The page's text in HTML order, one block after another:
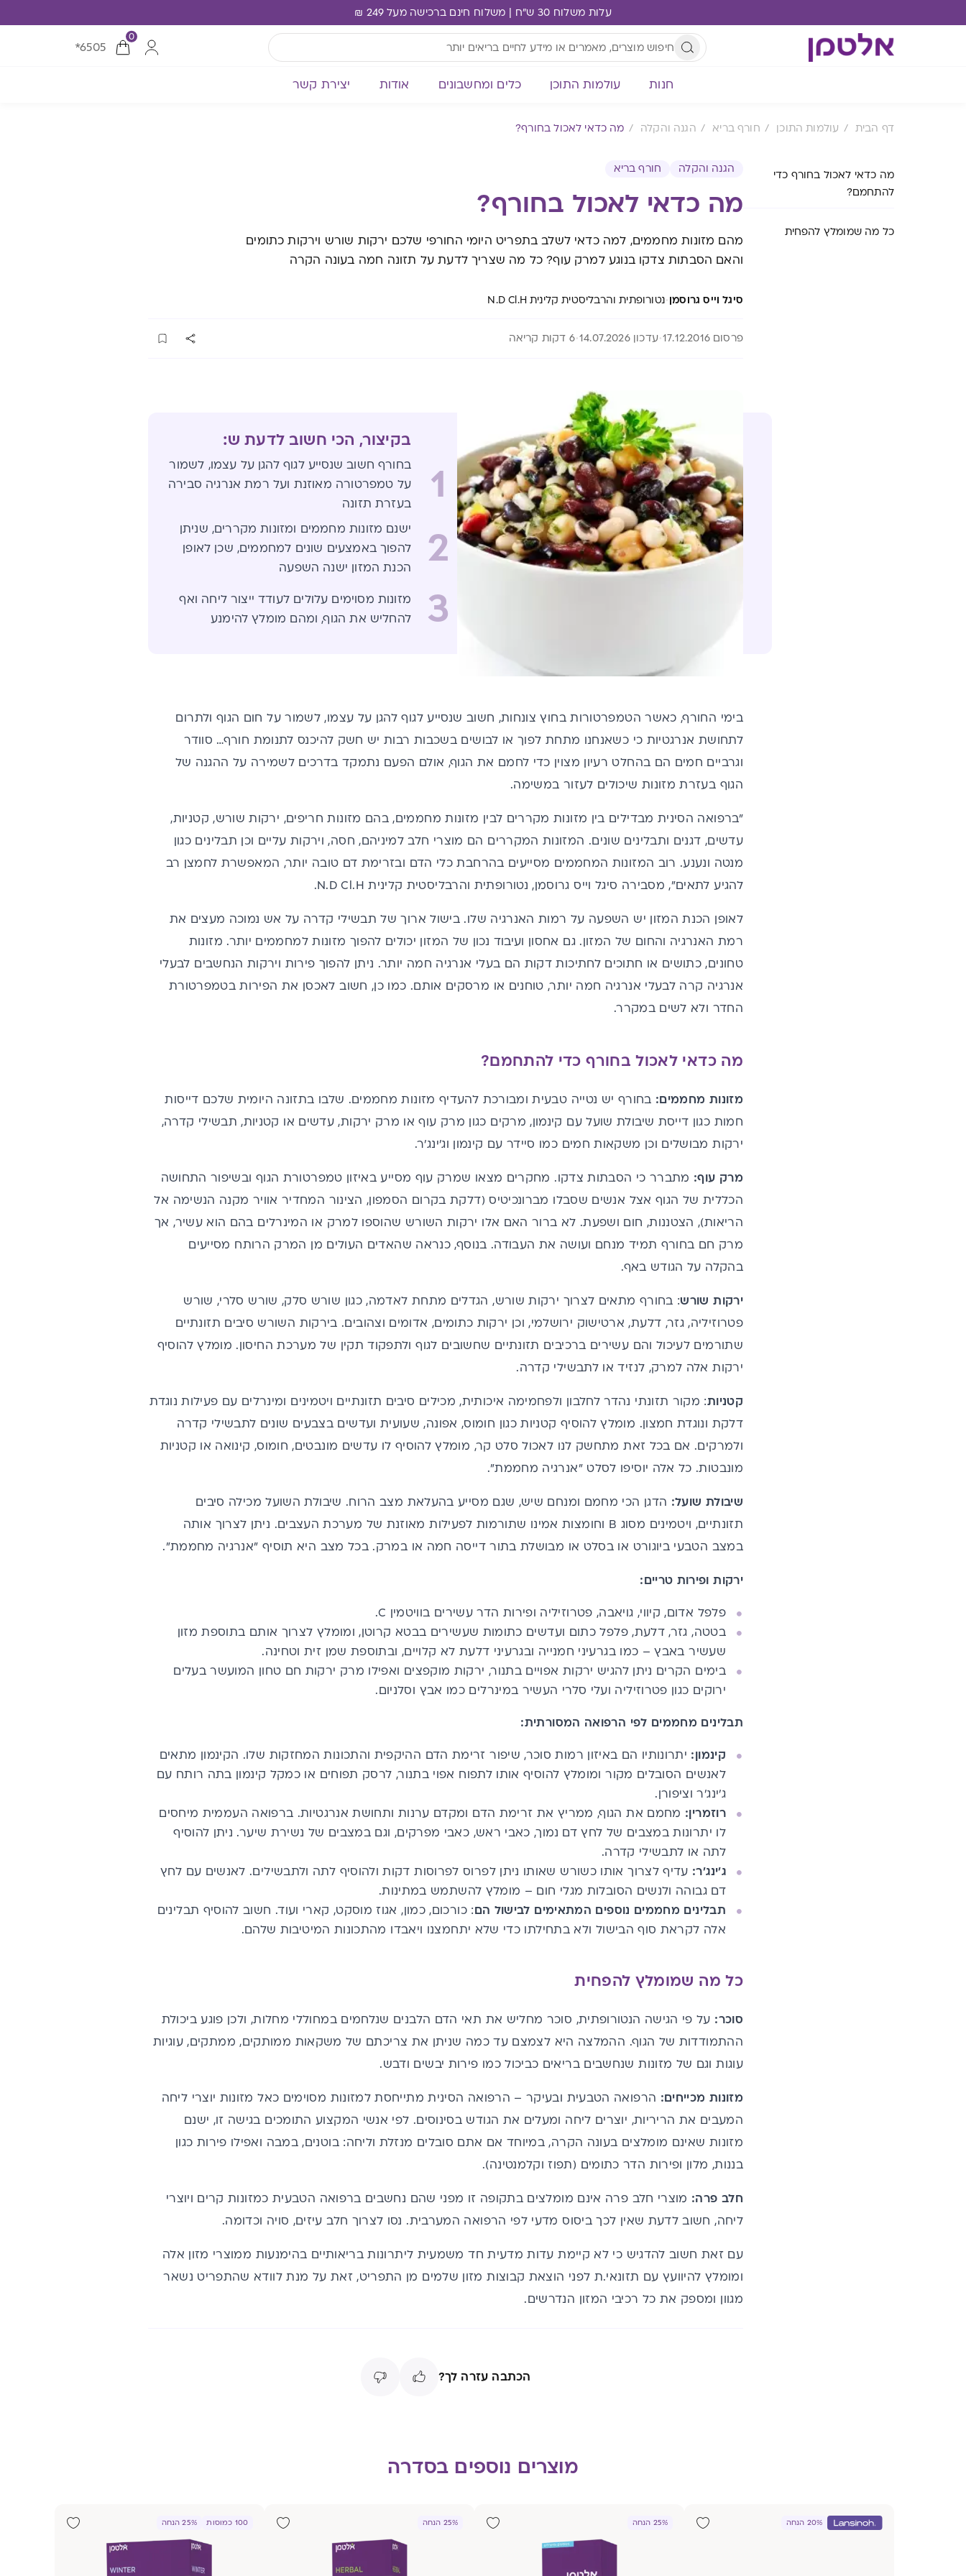
עלות משלוח 30 ש"ח | משלוח חינם ברכישה מעל 249 ₪
0
*6505
חנות עולמות התוכן כלים ומחשבונים אודות יצירת קשר
דף הבית עולמות התוכן חורף בריא הגנה והקלה מה כדאי לאכול בחורף?
מה כדאי לאכול בחורף כדי
להתחמם?
כל מה שמומלץ להפחית
הגנה והקלה חורף בריא
מה כדאי לאכול בחורף?
מהם מזונות מחממים, למה כדאי לשלב בתפריט היומי החורפי שלכם ירקות שורש וירקות כתומים
והאם הסבתות צדקו בנוגע למרק עוף? כל מה שצריך לדעת על תזונה חמה בעונה הקרה
סיגל וייס גרוסמן·נטורופתית והרבליסטית קלינית N.D Cl.H
פרסום 17.12.2016 עדכון 14.07.2026 6 דקות קריאה
בקיצור, הכי חשוב לדעת ש:
1
בחורף חשוב שנסייע לגוף להגן על עצמו, לשמור
על טמפרטורה מאוזנת ועל רמת אנרגיה סבירה
בעזרת תזונה
2
ישנם מזונות מחממים ומזונות מקררים, שניתן
להפוך באמצעים שונים למחממים, שכן לאופן
הכנת המזון ישנה השפעה
3
מזונות מסוימים עלולים לעודד ייצור ליחה ואף
להחליש את הגוף, ומהם מומלץ להימנע
בימי החורף, כאשר הטמפרטורות בחוץ צונחות, חשוב שנסייע לגוף להגן על עצמו, לשמור על חום הגוף ולתרום
לתחושת אנרגטיות כי כשאנחנו מתחת לפוך או לבושים בשכבות רבות יש חשק להיכנס לתנומת חורף… סוודר
וגרביים חמים הם בהחלט רעיון מצוין כדי לחמם את הגוף, אולם הפעם נתמקד בדרכים לשמירה על ההגנה של
הגוף בעזרת מזונות שיכולים לעזור במשימה.
"ברפואה הסינית מבדילים בין מזונות מקררים לבין מזונות מחממים, בהם מזונות חריפים, ירקות שורש, קטניות,
עדשים, דגנים ותבלינים שונים. המזונות המקררים הם מוצרי חלב למיניהם, חסה, וירקות עליים וכן תבלינים כגון
מנטה ונענע. רוב המזונות המחממים מסייעים בהרחבת כלי הדם ובזרימת דם טובה יותר, המאפשרת לחמצן רב
להגיע לתאים", מסבירה סיגל וייס גרוסמן, נטורופתית והרבליסטית קלינית N.D Cl.H.
לאופן הכנת המזון יש השפעה על רמות האנרגיה שלו. בישול ארוך של תבשילי קדרה על אש נמוכה מעצים את
רמת האנרגיה והחום של המזון. גם אחסון ועיבוד נכון של המזון יכולים להפוך מזונות למחממים יותר. מזונות
טחונים, כתושים או חתוכים לחתיכות דקות הם בעלי אנרגיה חמה יותר. ניתן להפוך פירות וירקות הנחשבים לבעלי
אנרגיה קרה לבעלי אנרגיה חמה יותר, טוחנים או מרסקים אותם. כמו כן, חשוב לאכסן את הפירות בטמפרטורת
החדר ולא לשים במקרר.
מה כדאי לאכול בחורף כדי להתחמם?
מזונות מחממים: בחורף יש נטייה טבעית ומבורכת להעדיף מזונות מחממים. שלבו בתזונה היומית שלכם דייסות
חמות כגון דייסת שיבולת שועל עם קינמון, מרקים כגון מרק עוף או מרק ירקות, עדשים או קטניות, תבשילי קדרה,
ירקות מבושלים וכן משקאות חמים כמו סיידר עם קינמון וג'ינג'ר.
מרק עוף: מתברר כי הסבתות צדקו. מחקרים מצאו שמרק עוף מסייע באיזון טמפרטורת הגוף ובשיפור התחושה
הכללית של הגוף אצל אנשים שסבלו מברונכיטיס (דלקת בקרום הסמפון, הצינור המחדיר אוויר מקנה הנשימה אל
הריאות), הצטננות, חום ושפעת. לא ברור האם אלו ירקות השורש שהוספו למרק או המינרלים בהם הוא עשיר, אך
מרק חם בחורף תמיד מנחם ועושה את העבודה. בנוסף, כנראה שהאדים העולים מן המרק הרותח מסייעים
בהקלה על הגודש באף.
ירקות שורש: בחורף מתאים לצרוך ירקות שורש, הגדלים מתחת לאדמה, כגון שורש סלק, שורש סלרי, שורש
פטרוזיליה, גזר, דלעת, ארטישוק ירושלמי, וכן ירקות כתומים, אדומים וצהובים. בירקות השורש סיבים תזונתיים
שתורמים לעיכול והם עשירים ברכיבים תזונתיים שחשובים לגוף ולתפקוד תקין של מערכת החיסון. מומלץ להוסיף
ירקות אלה למרק, לנזיד או לתבשילי קדרה.
קטניות: מקור תזונתי נהדר לחלבון ולפחמימה איכותית, מכילים סיבים תזונתיים ויטמינים ומינרלים עם פעילות נוגדת
דלקת ונוגדת חמצון. מומלץ להוסיף קטניות כגון חומוס, אפונה, שעועית ועדשים בצבעים שונים לתבשילי קדרה
ולמרקים. אם בכל זאת מתחשק לנו לאכול סלט קר, מומלץ להוסיף לו עדשים מונבטים, חומוס, קינואה או קטניות
מונבטות. כל אלה יוסיפו לסלט "אנרגיה מחממת".
שיבולת שועל: הדגן הכי מחמם ומנחם שיש, שגם מסייע בהעלאת מצב הרוח. שיבולת השועל מכילה סיבים
תזונתיים, ויטמינים מסוג B ו
חומצות אמינו שתורמות לפעילות מאוזנת של מערכת העצבים. ניתן לצרוך אותה
במצב הטבעי ביוגורט או בסלט או מבושלת בתור דייסה חמה או במרק. בכל מצב היא תוסיף "אנרגיה מחממת".
ירקות ופירות טריים:
פלפל אדום, קיווי, גויאבה, פטרוזיליה ופירות הדר עשירים בוויטמין C.
בטטה, גזר, דלעת, פלפל כתום ועדשים כתומות שעשירים בבטא קרוטן, ומומלץ לצרוך אותם בתוספת מזון
שעשיר באבץ – כמו בגרעיני חמנייה ובגרעיני דלעת לא קלויים, ובתוספת שמן זית וטחינה.
בימים הקרים ניתן להגיש ירקות אפויים בתנור, ירקות מוקפצים ואפילו מרק ירקות חם טחון המועשר בעלים
ירוקים כגון פטרוזיליה ועלי סלרי העשיר במינרלים כמו אבץ וסלניום.
תבלינים מחממים לפי הרפואה המסורתית:
קינמון: יתרונותיו הם באיזון רמות סוכר, שיפור זרימת הדם ההיקפית והתכונות המחזקות שלו. הקינמון מתאים
לאנשים הסובלים מקור ומומלץ להוסיף אותו לתפוח אפוי בתנור, לרסק תפוחים או כמקל קינמון בתה רותח עם
ג'ינג'ר וציפורן.
רוזמרין: מחמם את הגוף, ממריץ את זרימת הדם ומקדם ערנות ותחושת אנרגטיות. ברפואה העממית מיחסים
לו יתרונות במצבים של לחץ דם נמוך, כאבי ראש, כאבי מפרקים, וגם במצבים של נשירת שיער. ניתן להוסיף
לתה או לתבשילי קדרה.
ג'ינג'ר: עדיף לצרוך אותו כשורש שאותו ניתן לפרוס לפרוסות דקות ולהוסיף לתה ולתבשילים. לאנשים עם לחץ
דם גבוהה ולנשים הסובלות מגלי חום – מומלץ להשתמש במתינות.
תבלינים מחממים נוספים המתאימים לבישול הם: כורכום, כמון, אגוז מוסקט, קארי ועוד. חשוב להוסיף תבלינים
אלה לקראת סוף הבישול ולא בתחילתו כדי שלא יתחמצנו ויאבדו מהתכונות המיטיבות שלהם.
כל מה שמומלץ להפחית
סוכר: על פי הגישה הנטורופתית, סוכר מחליש את תאי הדם הלבנים שנלחמים במחוללי מחלות, ולכן פוגע ביכולת
ההתמודדות של הגוף. ההמלצה היא לצמצם עד כמה שניתן את צריכתם של משקאות ממותקים, ממתקים, עוגיות
עוגות וגם של מזונות שנחשבים בריאים כביכול כמו פירות יבשים ודבש.
מזונות מכייחים: הרפואה הטבעית ובעיקר – הרפואה הסינית מתייחסת למזונות מסוימים כאל מזונות יוצרי ליחה
המעבים את הריריות, יוצרים ליחה ומעלים את הגודש בסינוסים. לפי אנשי המקצוע התומכים בגישה זו, ישנם
מזונות שאינם מומלצים בעונה הקרה, במיוחד אם אתם סובלים מנזלת וליחה: בוטנים, במבה ואפילו פירות כגון
בננות, מלון ופירות הדר כתומים (תפוז וקלמנטינה).
חלב פרה: מוצרי חלב פרה אינם מומלצים בתקופה זו מפני שהם נחשבים ברפואה הטבעית כמזונות קרים ויוצרי
ליחה, חשוב לדעת שאין לכך ביסוס מדעי לפי הרפואה המערבית. נסו לצרוך חלב עיזים, סויה וכדומה.
עם זאת חשוב להדגיש כי לא קיימת עדות מדעית חד משמעית ליתרונות בריאותיים בהימנעות ממוצרי מזון אלה
ומומלץ להיוועץ עם תזונאי.ת לפני הוצאת קבוצות מזון שלמים מן התפריט, זאת על מנת לוודא שהתפריט נשאר
מגוון ומספק את כל רכיבי המזון הנדרשים.
הכתבה עזרה לך?
מוצרים נוספים בסדרה
20% הנחה 25% הנחה 25% הנחה 100 כמוסות 25% הנחה